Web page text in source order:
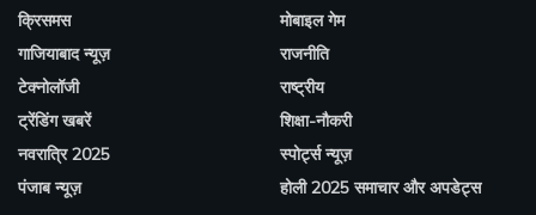
क्रिसमस
गाजियाबाद न्यूज़
टेक्नोलॉजी
ट्रेंडिंग खबरें
नवरात्रि 2025
पंजाब न्यूज़
मोबाइल गेम
राजनीति
राष्ट्रीय
शिक्षा-नौकरी
स्पोर्ट्स न्यूज़
होली 2025 समाचार और अपडेट्स